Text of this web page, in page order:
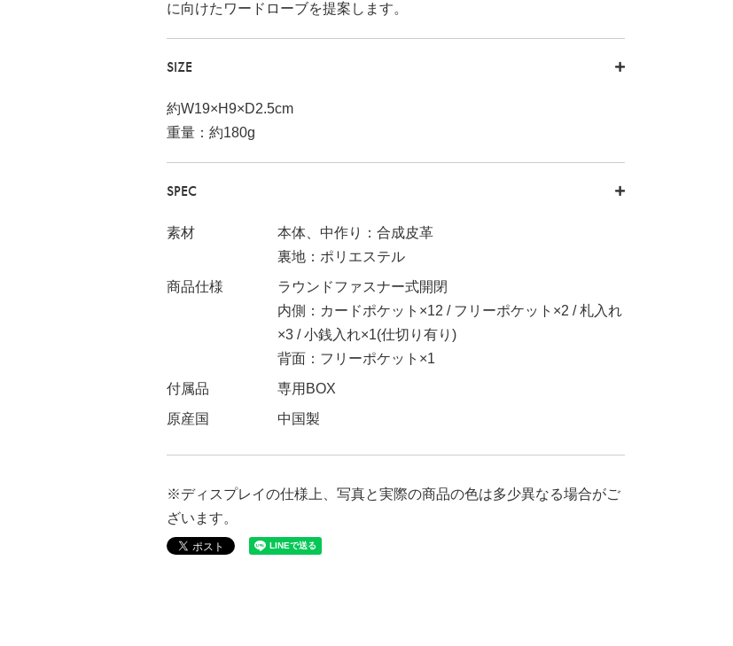
に向けたワードローブを提案します。
SIZE
約W19×H9×D2.5cm
重量：約180g
SPEC
素材
本体、中作り：合成皮革
裏地：ポリエステル
商品仕様
ラウンドファスナー式開閉
内側：カードポケット×12 / フリーポケット×2 / 札入れ
×3 / 小銭入れ×1(仕切り有り)
背面：フリーポケット×1
付属品
専用BOX
原産国
中国製
※ディスプレイの仕様上、写真と実際の商品の色は多少異なる場合がご
ざいます。